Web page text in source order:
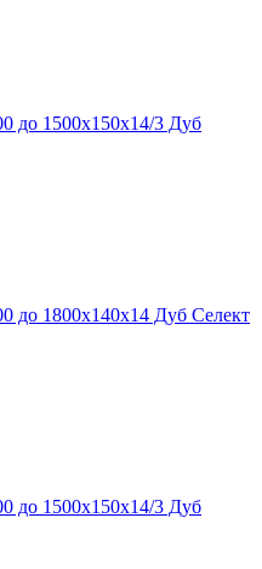
до 1500х150х14/3 Дуб
до 1800х140х14 Дуб Селект
до 1500х150х14/3 Дуб